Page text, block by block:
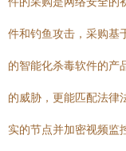
件和钓鱼攻击，采购
的智能化杀毒软件的
的威胁，更能匹配法律
实的节点并加密视频监